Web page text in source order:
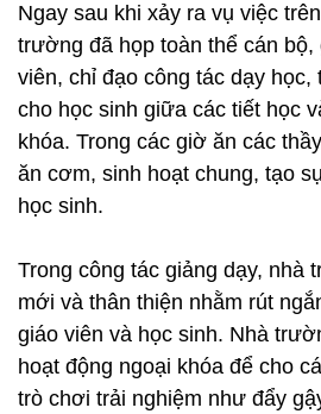
Ngay sau khi xảy ra vụ việc
trường đã họp toàn thể cán bộ,
viên, chỉ đạo công tác dạy học,
cho học sinh giữa các tiết học
khóa. Trong các giờ ăn các
ăn cơm, sinh hoạt chung, tạo
học sinh.
Trong công tác giảng dạy, nhà
mới và thân thiện nhằm rút
giáo viên và học sinh. Nhà
hoạt động ngoại khóa để cho
trò chơi trải nghiệm như đẩy